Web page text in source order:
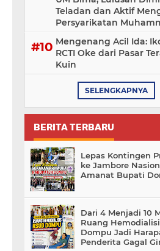
Teladan dan Aktif
Persyarikatan
Mengenang Acil Ida:
RCTI Oke dari Pasar
Kuin
SELENGKAPNYA
BERITA TERBARU
Lepas Kontingen
ke Jambore
Amanat Bupati
Dari 4 Menjadi 10
Ruang
Dompu Jadi
Penderita Gagal